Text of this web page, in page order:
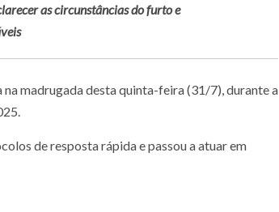
as circunstâncias do furto e
madrugada desta quinta-feira (31/7), durante a
de resposta rápida e passou a atuar em